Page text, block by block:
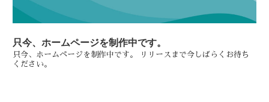
只今、ホームページを制作中です。
只今、ホームページを制作中です。 リリースまで今しばらくお待ち
ください。